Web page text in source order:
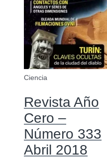
Ciencia
Revista Año
Cero –
Número 333
Abril 2018